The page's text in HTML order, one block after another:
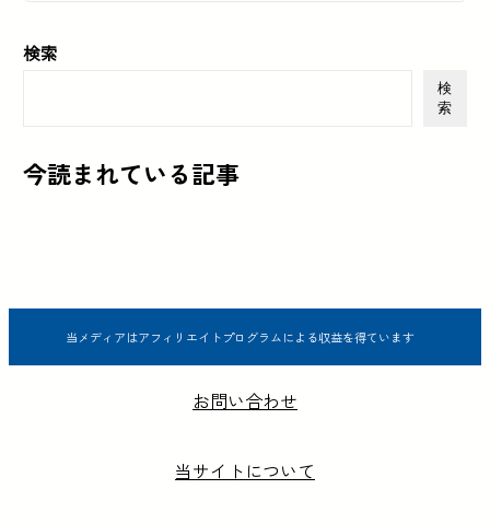
検索
検
索
今読まれている記事
当メディアはアフィリエイトプログラムによる収益を得ています
お問い合わせ
当サイトについて